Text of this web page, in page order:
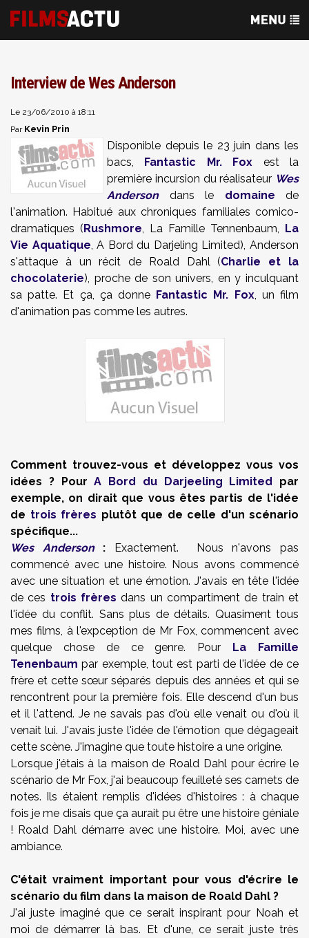
Interview de Wes Anderson
Le 23/06/2010 à 18:11
Par Kevin Prin
Disponible depuis le 23 juin dans les
bacs, Fantastic Mr. Fox est la
première incursion du réalisateur Wes
Andersondans le domaine de
l'animation. Habitué aux chroniques familiales comico-
dramatiques (Rushmore, La Famille Tennenbaum, La
Vie Aquatique, A Bord du Darjeling Limited), Anderson
s'attaque à un récit de Roald Dahl (Charlie et la
chocolaterie), proche de son univers, en y inculquant
sa patte. Et ça, ça donne Fantastic Mr. Fox, un film
d'animation pas comme les autres.
Comment trouvez-vous et développez vous vos
idées ? PourA Bord du Darjeeling Limited par
exemple, on dirait que vous êtes partis de l'idée
de trois frères plutôt que de celle d'un scénario
spécifique...
Wes Anderson: Exactement. Nous n'avons pas
commencé avec une histoire. Nous avons commencé
avec une situation et une émotion. J'avais en tête l'idée
de ces trois frères dans un compartiment de train et
l'idée du conflit. Sans plus de détails. Quasiment tous
mes films, à l'expception de Mr Fox, commencent avec
quelque chose de ce genre. Pour La Famille
Tenenbaum par exemple, tout est parti de l'idée de ce
frère et cette sœur séparés depuis des années et qui se
rencontrent pour la première fois. Elle descend d'un bus
et il l'attend. Je ne savais pas d'où elle venait ou d'où il
venait lui. J'avais juste l'idée de l'émotion que dégageait
cette scène. J'imagine que toute histoire a une origine.
Lorsque j'étais à la maison de Roald Dahl pour écrire le
scénario de Mr Fox, j'ai beaucoup feuilleté ses carnets de
notes. Ils étaient remplis d'idées d'histoires : à chaque
fois je me disais que ça aurait pu être une histoire géniale
! Roald Dahl démarre avec une histoire. Moi, avec une
ambiance.
C'était vraiment important pour vous d'écrire le
scénario du film dans la maison de Roald Dahl ?
J'ai juste imaginé que ce serait inspirant pour Noah et
moi de démarrer là bas. Et d'une, ce serait juste très